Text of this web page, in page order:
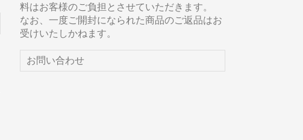
料はお客様のご負担とさせていただきます。
なお、一度ご開封になられた商品のご返品はお
受けいたしかねます。
お問い合わせ